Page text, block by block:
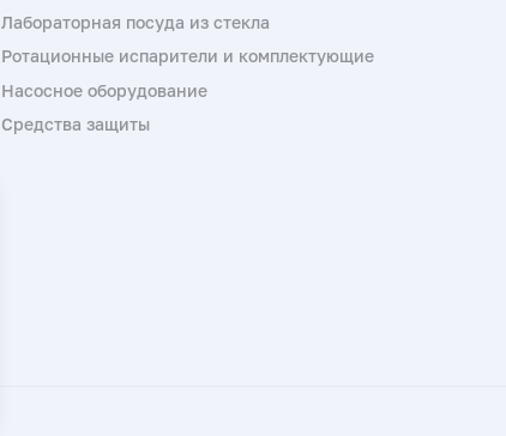
Лабораторная посуда из стекла
Ротационные испарители и комплектующие
Насосное оборудование
Средства защиты